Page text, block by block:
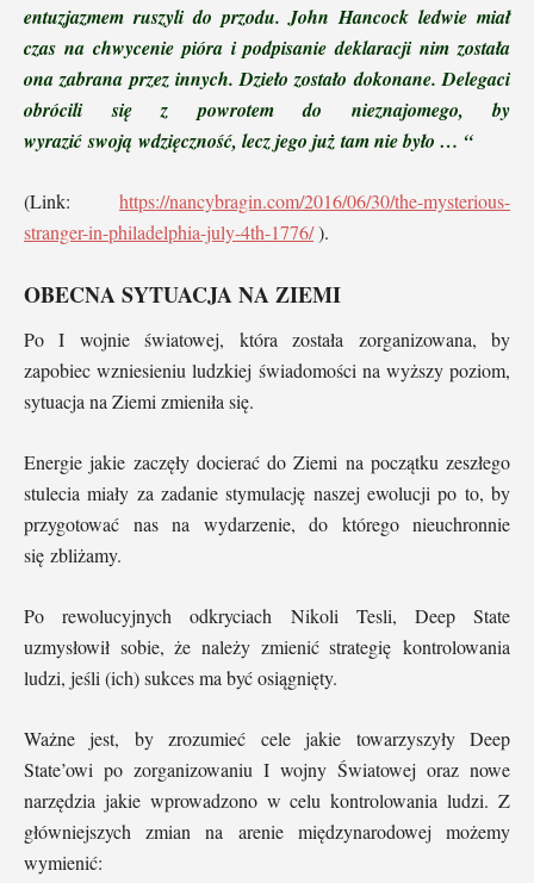
entuzjazmem ruszyli do przodu. John Hancock ledwie miał
czas na chwycenie pióra i podpisanie deklaracji nim została
ona zabrana przez innych. Dzieło zostało dokonane. Delegaci
obrócili się z powrotem do nieznajomego, by
wyrazić swoją wdzięczność, lecz jego już tam nie było … “
(Link: https://nancybragin.com/2016/06/30/the-mysterious-
stranger-in-philadelphia-july-4th-1776/).
OBECNA SYTUACJA NA ZIEMI
Po I wojnie światowej, która została zorganizowana, by
zapobiec wzniesieniu ludzkiej świadomości na wyższy poziom,
sytuacja na Ziemi zmieniła się.
Energie jakie zaczęły docierać do Ziemi na początku zeszłego
stulecia miały za zadanie stymulację naszej ewolucji po to, by
przygotować nas na wydarzenie, do którego nieuchronnie
się zbliżamy.
Po rewolucyjnych odkryciach Nikoli Tesli, Deep State
uzmysłowił sobie, że należy zmienić strategię kontrolowania
ludzi, jeśli (ich) sukces ma być osiągnięty.
Ważne jest, by zrozumieć cele jakie towarzyszyły Deep
State’owi po zorganizowaniu I wojny Światowej oraz nowe
narzędzia jakie wprowadzono w celu kontrolowania ludzi. Z
główniejszych zmian na arenie międzynarodowej możemy
wymienić: